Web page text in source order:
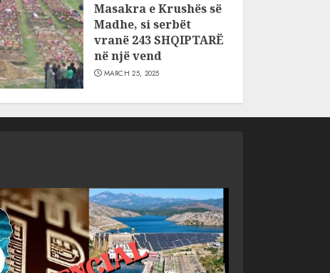
Masakra e Krushës së
Madhe, si serbët
vranë 243 SHQIPTARË
në një vend
MARCH 25, 2025